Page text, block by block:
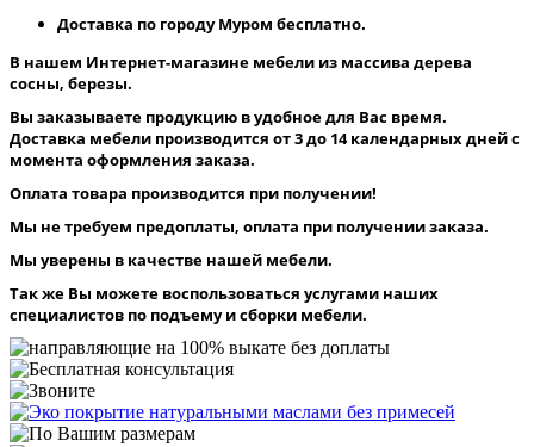
Доставка по городу Муром бесплатно.
В нашем Интернет-магазине мебели из массива дерева
сосны, березы.
Вы заказываете продукцию в удобное для Вас время.
Доставка мебели производится от 3 до 14 календарных дней с
момента оформления заказа.
Оплата товара производится при получении!
Мы не требуем предоплаты, оплата при получении заказа.
Мы уверены в качестве нашей мебели.
Так же Вы можете воспользоваться услугами наших
специалистов по подъему и сборки мебели.